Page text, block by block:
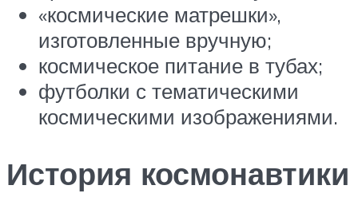
«космические матрешки»,
изготовленные вручную;
космическое питание в тубах;
футболки с тематическими
космическими изображениями.
История космонавтики